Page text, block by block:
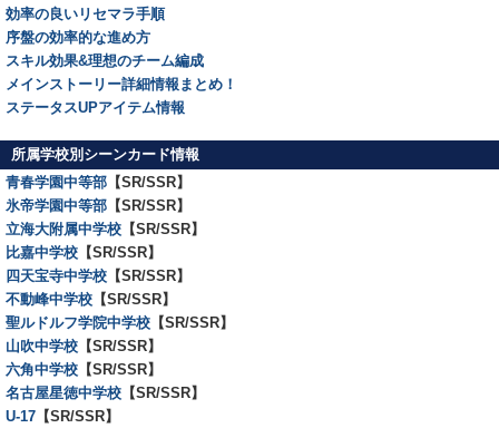
効率の良いリセマラ手順
序盤の効率的な進め方
スキル効果&理想のチーム編成
メインストーリー詳細情報まとめ！
ステータスUPアイテム情報
所属学校別シーンカード情報
青春学園中等部 【SR/SSR】
氷帝学園中等部 【SR/SSR】
立海大附属中学校 【SR/SSR】
比嘉中学校 【SR/SSR】
四天宝寺中学校 【SR/SSR】
不動峰中学校 【SR/SSR】
聖ルドルフ学院中学校 【SR/SSR】
山吹中学校 【SR/SSR】
六角中学校 【SR/SSR】
名古屋星徳中学校 【SR/SSR】
U-17 【SR/SSR】